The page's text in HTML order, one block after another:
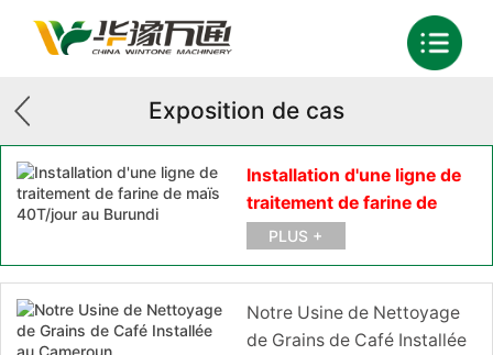
Exposition de cas
Installation d'une ligne de
traitement de farine de
maïs 40T/jour au Burundi
PLUS +
Notre Usine de Nettoyage
de Grains de Café Installée